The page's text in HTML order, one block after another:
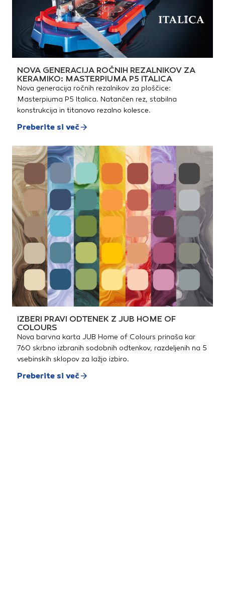
NOVA GENERACIJA ROČNIH REZALNIKOV ZA
KERAMIKO: MASTERPIUMA P5 ITALICA
Nova generacija ročnih rezalnikov za ploščice:
Masterpiuma P5 Italica. Natančen rez, stabilna
konstrukcija in titanovo rezalno kolesce.
Preberite si več
IZBERI PRAVI ODTENEK Z JUB HOME OF
COLOURS
Nova barvna karta JUB Home of Colours prinaša kar
760 skrbno izbranih sodobnih odtenkov, razdeljenih na 5
vsebinskih sklopov za lažjo izbiro.
Preberite si več